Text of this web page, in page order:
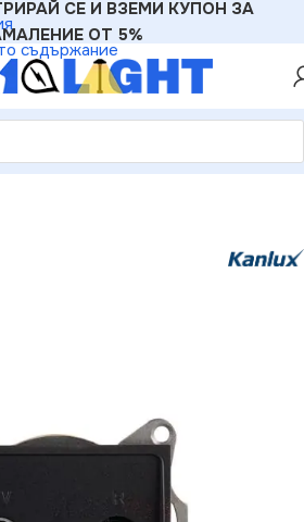
съдържание
СЕ И ВЗЕМИ КУПОН ЗА
ОТ 5%
33588 Крайно гнездо R-TV LOGI